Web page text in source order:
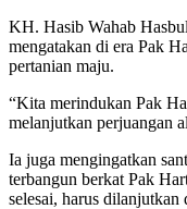
KH. Hasib Wahab
mengatakan di era Pak
pertanian maju.
“Kita merindukan Pak
melanjutkan perjuangan
Ia juga mengingatkan
terbangun berkat Pak
selesai, harus dilanjutkan